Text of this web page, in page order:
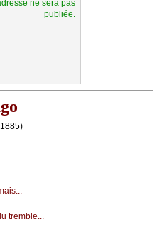
ne sera pas
publiée.
trеmblе...